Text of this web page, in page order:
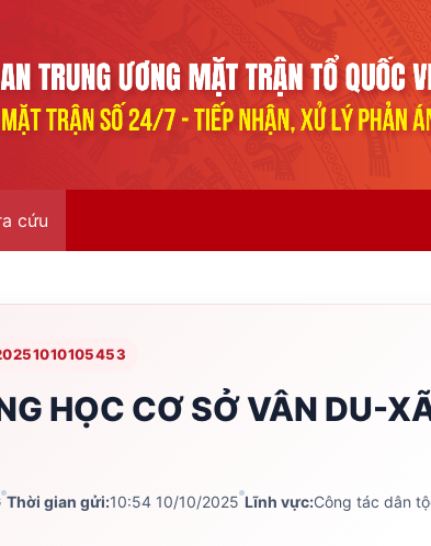
cứu
HỌC CƠ SỞ VÂN DU-
Thời gian gửi:10:54 10/10/2025 Lĩnh vực:Công tác dân